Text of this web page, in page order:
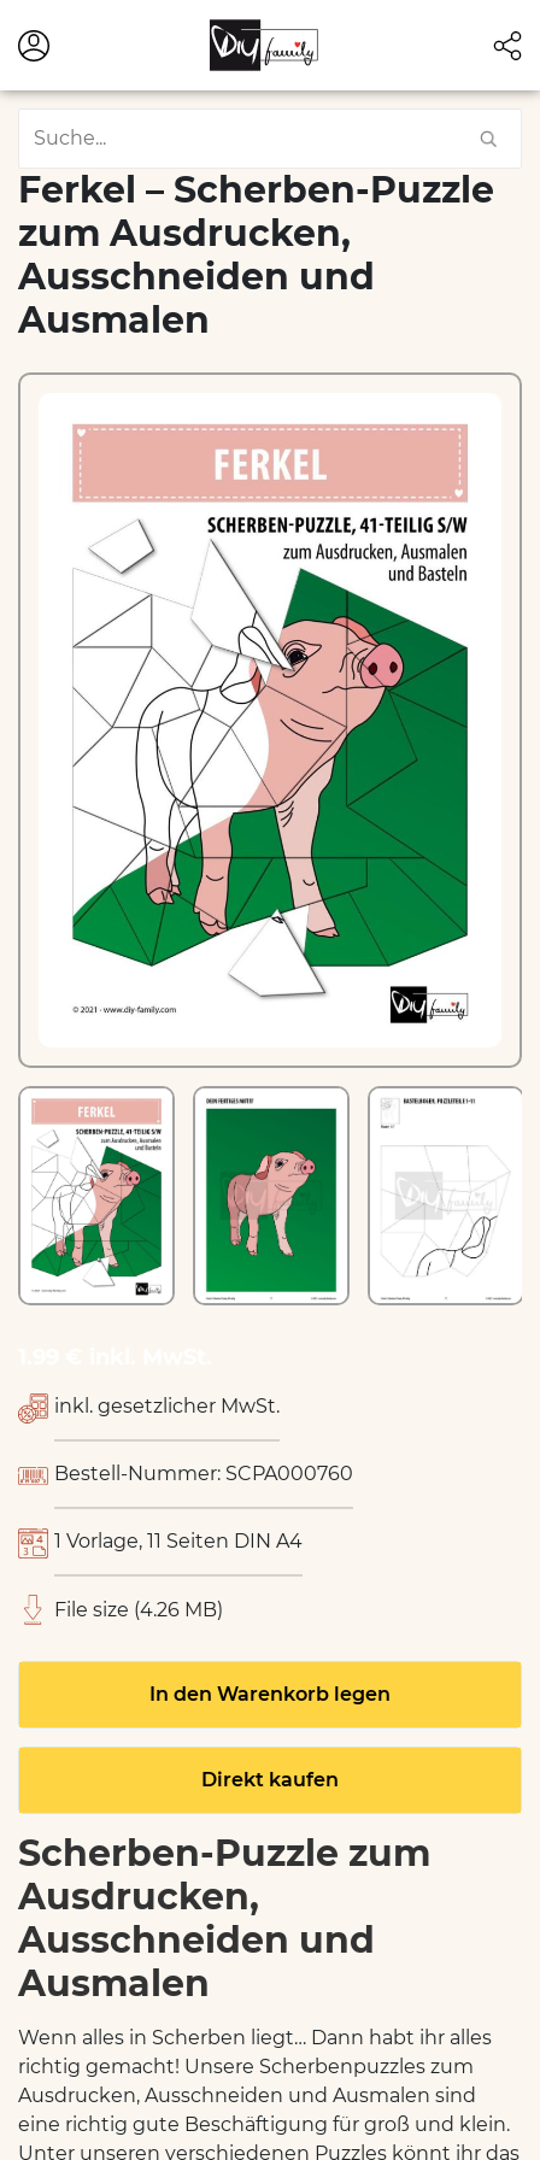
Ferkel – Scherben-Puzzle
zum Ausdrucken,
Ausschneiden und
Ausmalen
inkl. gesetzlicher MwSt.
Bestell-Nummer: SCPA000760
1 Vorlage, 11 Seiten DIN A4
File size (4.26 MB)
In den Warenkorb legen
Direkt kaufen
Scherben-Puzzle zum
Ausdrucken,
Ausschneiden und
Ausmalen
Wenn alles in Scherben liegt… Dann habt ihr alles
richtig gemacht! Unsere Scherbenpuzzles zum
Ausdrucken, Ausschneiden und Ausmalen sind
eine richtig gute Beschäftigung für groß und klein.
Unter unseren verschiedenen Puzzles könnt ihr das